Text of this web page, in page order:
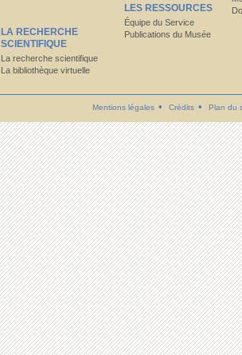
LA RECHERCHE
SCIENTIFIQUE
La recherche scientifique
La bibliothèque virtuelle
LES RESSOURCES
Équipe du Service
Publications du Musée
Mentions légales Crédits Plan du